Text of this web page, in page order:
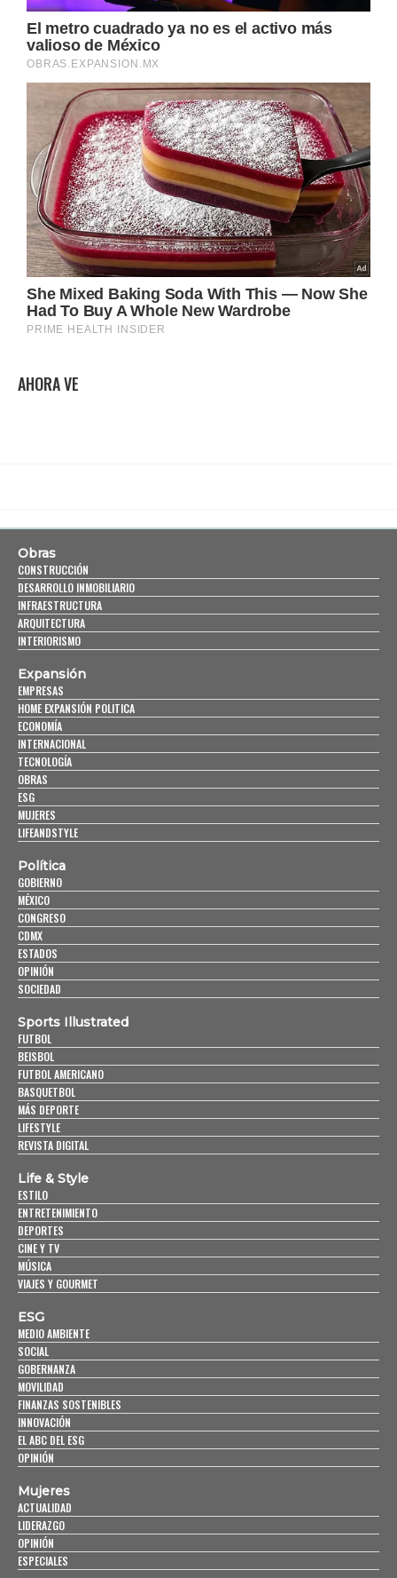
AHORA VE
Obras
CONSTRUCCIÓN
DESARROLLO INMOBILIARIO
INFRAESTRUCTURA
ARQUITECTURA
INTERIORISMO
Expansión
EMPRESAS
HOME EXPANSIÓN POLITICA
ECONOMÍA
INTERNACIONAL
TECNOLOGÍA
OBRAS
ESG
MUJERES
LIFEANDSTYLE
Política
GOBIERNO
MÉXICO
CONGRESO
CDMX
ESTADOS
OPINIÓN
SOCIEDAD
Sports Illustrated
FUTBOL
BEISBOL
FUTBOL AMERICANO
BASQUETBOL
MÁS DEPORTE
LIFESTYLE
REVISTA DIGITAL
Life & Style
ESTILO
ENTRETENIMIENTO
DEPORTES
CINE Y TV
MÚSICA
VIAJES Y GOURMET
ESG
MEDIO AMBIENTE
SOCIAL
GOBERNANZA
MOVILIDAD
FINANZAS SOSTENIBLES
INNOVACIÓN
EL ABC DEL ESG
OPINIÓN
Mujeres
ACTUALIDAD
LIDERAZGO
OPINIÓN
ESPECIALES